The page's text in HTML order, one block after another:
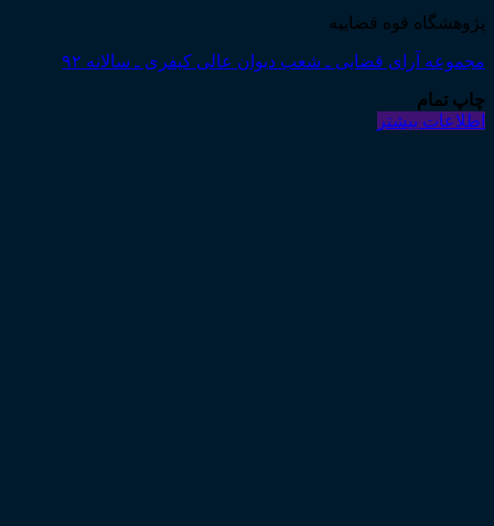
پژوهشگاه قوه قضاییه
مجموعه آرای قضایی ـ شعب دیوان عالی کیفری ـ سالانه ۹۲
چاپ تمام
اطلاعات بیشتر